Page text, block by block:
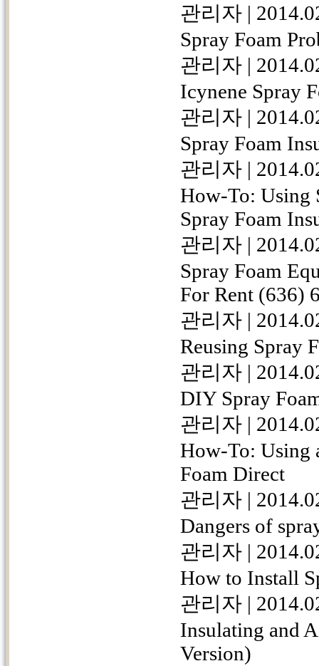
관리자 |
Spray Foam
관리자 |
Icynene Spray
관리자 |
Spray Foam
관리자 |
How-To: Using
Spray Foam
관리자 |
Spray Foam
For Rent (636)
관리자 |
Reusing Spray
관리자 |
DIY Spray
관리자 |
How-To: Using
Foam Direct
관리자 |
Dangers of
관리자 |
How to Install
관리자 |
Insulating and
Version)